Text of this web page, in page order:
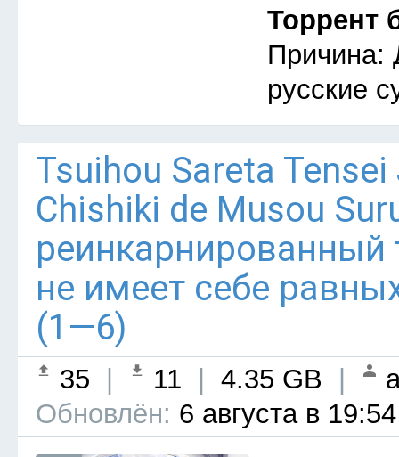
Торрент
Причина:
русские
Tsuihou Sareta
Chishiki de Musou
не имеет себе
(1—6)
35 11 4.35 GB
Обновлён: 6 августа в 19:54